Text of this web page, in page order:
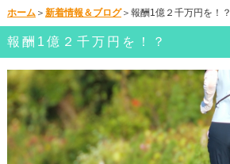
ホーム＞ 新着情報＆ブログ＞報酬1億２千万円を！？
報酬1億２千万円を！？